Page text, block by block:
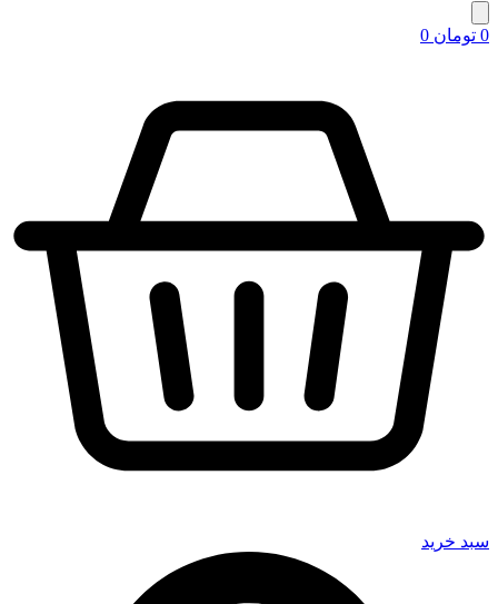
0 تومان 0
سبد خرید